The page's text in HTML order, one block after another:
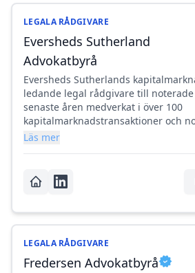
LEGALA RÅDGIVARE
Eversheds Sutherland
Advokatbyrå
Eversheds Sutherlands
ledande legal rådgivare till
senaste åren medverkat i över 100
kapitalmarknadstransaktioner och
Läs mer
LEGALA RÅDGIVARE
Fredersen Advokatbyrå